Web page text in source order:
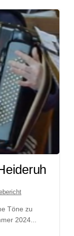
Töne zu
2024...